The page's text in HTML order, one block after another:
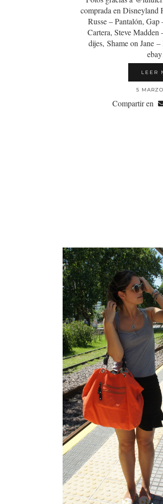
comprada en Disneyland
Russe – Pantalón,
Cartera, Steve
dijes, Shame on Jane
LEER
5
Compartir en